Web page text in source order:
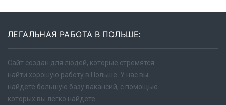
ЛЕГАЛЬНАЯ РАБОТА В ПОЛЬШЕ:
Сайт создан для людей, которые стремятся
найти хорошую работу в Польше. У нас вы
найдете большую базу вакансий, с помощью
которых вы легко найдете